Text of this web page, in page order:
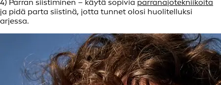
4) Parran siistiminen – käytä sopivia parranajotekniikoita
ja pidä parta siistinä, jotta tunnet olosi huolitelluksi
arjessa.